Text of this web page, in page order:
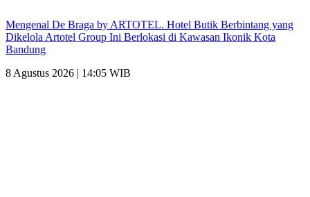
Mengenal De Braga by ARTOTEL. Hotel Butik Berbintang yang
Dikelola Artotel Group Ini Berlokasi di Kawasan Ikonik Kota
Bandung
8 Agustus 2026 | 14:05 WIB